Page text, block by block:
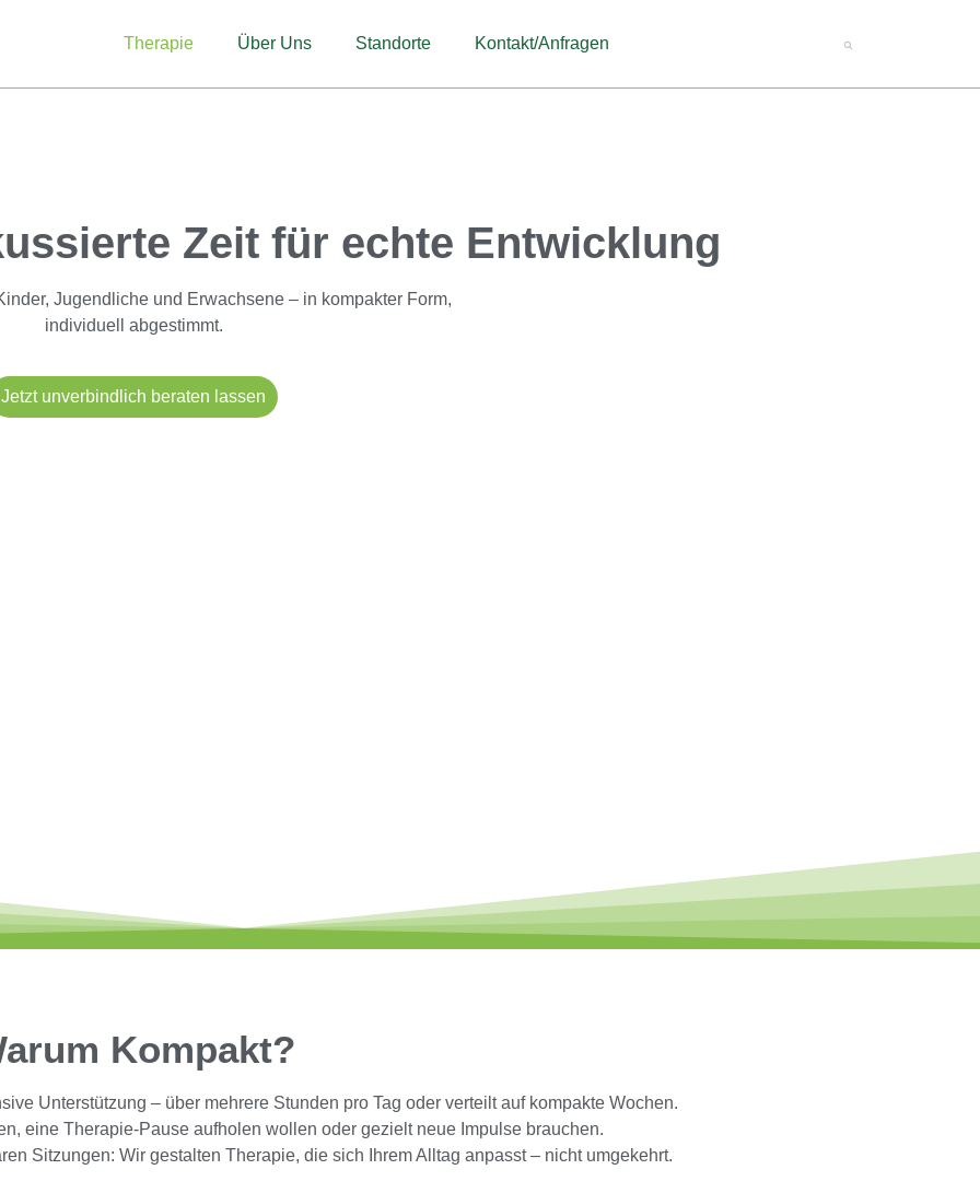
Therapie Über Uns Standorte Kontakt/Anfragen
Zeit für echte Entwicklung
Jugendliche und Erwachsene – in kompakter Form,
individuell abgestimmt.
Jetzt unverbindlich beraten lassen
Kompakt?
Unterstützung – über mehrere Stunden pro Tag oder verteilt auf kompakte Wochen.
eine Therapie-Pause aufholen wollen oder gezielt neue Impulse brauchen.
Sitzungen: Wir gestalten Therapie, die sich Ihrem Alltag anpasst – nicht umgekehrt.